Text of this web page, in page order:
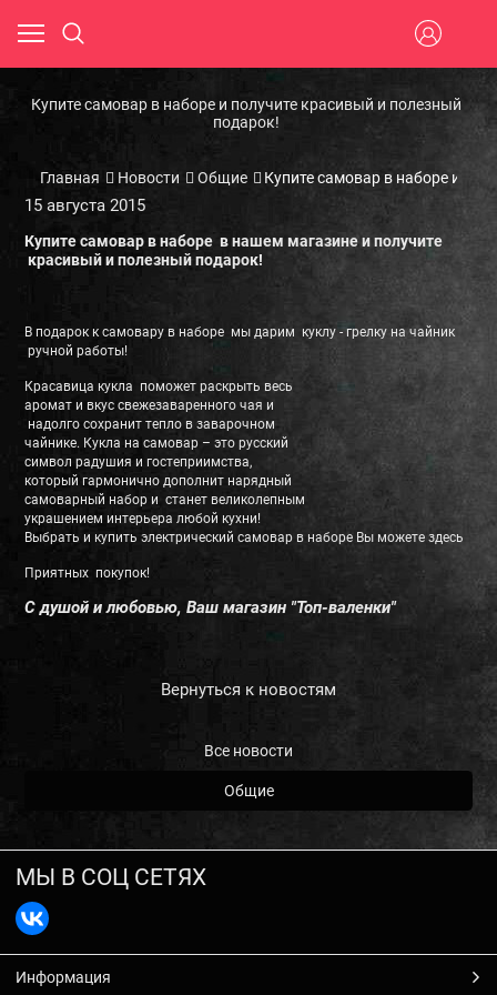
Купите самовар в наборе и получите красивый и полезный
подарок!
Главная Новости Общие Купите самовар в наборе и
15 августа 2015
Купите самовар в наборе в нашем магазине и получите
красивый и полезный подарок!
В подарок к самовару в наборе мы дарим куклу - грелку на чайник
ручной работы!
Красавица кукла поможет раскрыть весь
аромат и вкус свежезаваренного чая и
надолго сохранит тепло в заварочном
чайнике. Кукла на самовар – это русский
символ радушия и гостеприимства,
который гармонично дополнит нарядный
самоварный набор и станет великолепным
украшением интерьера любой кухни!
Выбрать и купить электрический самовар в наборе Вы можете здесь
Приятных покупок!
С душой и любовью, Ваш магазин "Топ-валенки"
Вернуться к новостям
Все новости
Общие
МЫ В СОЦ СЕТЯХ
Информация